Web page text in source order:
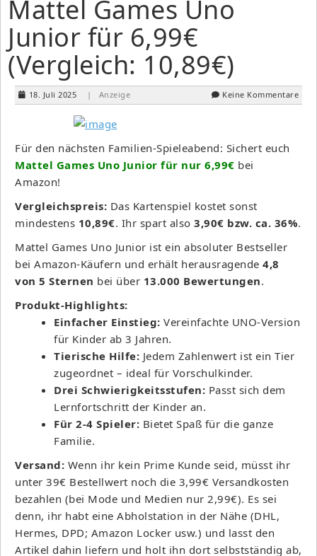
Mattel Games Uno
Junior für 6,99€
(Vergleich: 10,89€)
18. Juli 2025 | Anzeige Keine Kommentare
Für den nächsten Familien-Spieleabend: Sichert euch
Mattel Games Uno Junior für nur 6,99€ bei
Amazon!
Vergleichspreis: Das Kartenspiel kostet sonst
mindestens 10,89€. Ihr spart also 3,90€ bzw. ca. 36%.
Mattel Games Uno Junior ist ein absoluter Bestseller
bei Amazon-Käufern und erhält herausragende 4,8
von 5 Sternen bei über 13.000 Bewertungen.
Produkt-Highlights:
Einfacher Einstieg: Vereinfachte UNO-Version
für Kinder ab 3 Jahren.
Tierische Hilfe: Jedem Zahlenwert ist ein Tier
zugeordnet – ideal für Vorschulkinder.
Drei Schwierigkeitsstufen: Passt sich dem
Lernfortschritt der Kinder an.
Für 2-4 Spieler: Bietet Spaß für die ganze
Familie.
Versand: Wenn ihr kein Prime Kunde seid, müsst ihr
unter 39€ Bestellwert noch die 3,99€ Versandkosten
bezahlen (bei Mode und Medien nur 2,99€). Es sei
denn, ihr habt eine Abholstation in der Nähe (DHL,
Hermes, DPD; Amazon Locker usw.) und lasst den
Artikel dahin liefern und holt ihn dort selbstständig ab,